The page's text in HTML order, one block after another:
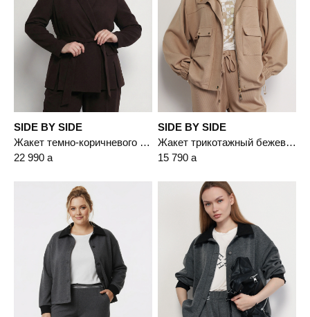
SIDE BY SIDE
Жакет темно-коричневого цвета прямого кроя с имитацией карманов
22 990 a
SIDE BY SIDE
Жакет трикотажный бежевого цвета с кулиской по низу
15 790 a